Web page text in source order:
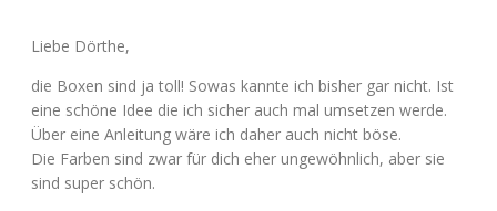
Liebe Dörthe,
die Boxen sind ja toll! Sowas kannte ich bisher gar nicht. Ist
eine schöne Idee die ich sicher auch mal umsetzen werde.
Über eine Anleitung wäre ich daher auch nicht böse.
Die Farben sind zwar für dich eher ungewöhnlich, aber sie
sind super schön.